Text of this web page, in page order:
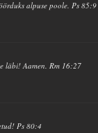
alpuse poole. Ps 85:9
läbi! Aamen. Rm 16:27
Ps 80:4